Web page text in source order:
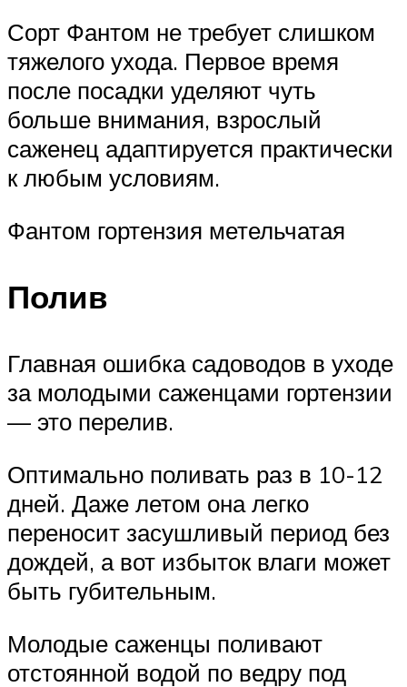
Сорт Фантом не требует слишком
тяжелого ухода. Первое время
после посадки уделяют чуть
больше внимания, взрослый
саженец адаптируется практически
к любым условиям.
Фантом гортензия метельчатая
Полив
Главная ошибка садоводов в уходе
за молодыми саженцами гортензии
— это перелив.
Оптимально поливать раз в 10-12
дней. Даже летом она легко
переносит засушливый период без
дождей, а вот избыток влаги может
быть губительным.
Молодые саженцы поливают
отстоянной водой по ведру под